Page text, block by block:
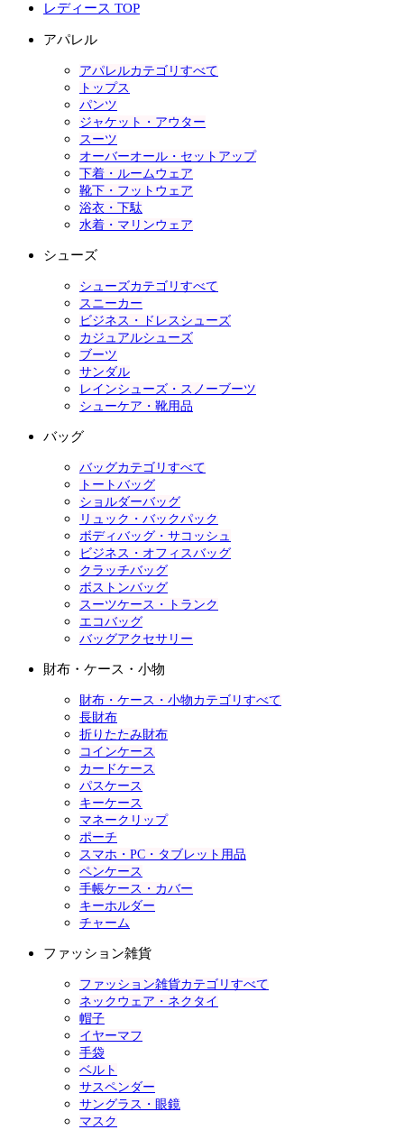
レディース TOP
アパレル
アパレルカテゴリすべて
トップス
パンツ
ジャケット・アウター
スーツ
オーバーオール・セットアップ
下着・ルームウェア
靴下・フットウェア
浴衣・下駄
水着・マリンウェア
シューズ
シューズカテゴリすべて
スニーカー
ビジネス・ドレスシューズ
カジュアルシューズ
ブーツ
サンダル
レインシューズ・スノーブーツ
シューケア・靴用品
バッグ
バッグカテゴリすべて
トートバッグ
ショルダーバッグ
リュック・バックパック
ボディバッグ・サコッシュ
ビジネス・オフィスバッグ
クラッチバッグ
ボストンバッグ
スーツケース・トランク
エコバッグ
バッグアクセサリー
財布・ケース・小物
財布・ケース・小物カテゴリすべて
長財布
折りたたみ財布
コインケース
カードケース
パスケース
キーケース
マネークリップ
ポーチ
スマホ・PC・タブレット用品
ペンケース
手帳ケース・カバー
キーホルダー
チャーム
ファッション雑貨
ファッション雑貨カテゴリすべて
ネックウェア・ネクタイ
帽子
イヤーマフ
手袋
ベルト
サスペンダー
サングラス・眼鏡
マスク